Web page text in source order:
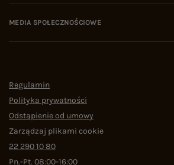
MEDIA SPOŁECZNOŚCIOWE
Regulamin
Polityka prywatności
Odstąpienie od umowy
Zarządzaj plikami cookie
22 290 10 80
Pn.-Pt. 08:00-16:00